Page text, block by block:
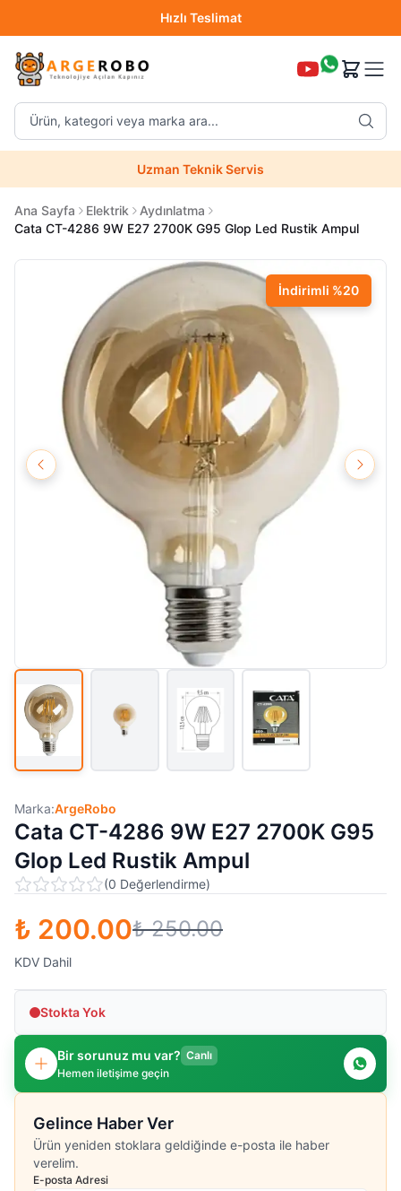
Hızlı Teslimat
Ürün, kategori veya marka ara...
Uzman Teknik Servis
Ana Sayfa Elektrik
Aydınlatma
Cata CT-4286 9W E27 2700K G95 Glop Led Rustik Ampul
İndirimli %20
Marka:ArgeRobo
Cata CT-4286 9W E27 2700K G95
Glop Led Rustik Ampul
(0 Değerlendirme)
₺ 200.00₺ 250.00
KDV Dahil
Stokta Yok
Bir sorunuz mu var? Canlı
Hemen iletişime geçin
Gelince Haber Ver
Ürün yeniden stoklara geldiğinde e-posta ile haber
verelim.
E-posta Adresi